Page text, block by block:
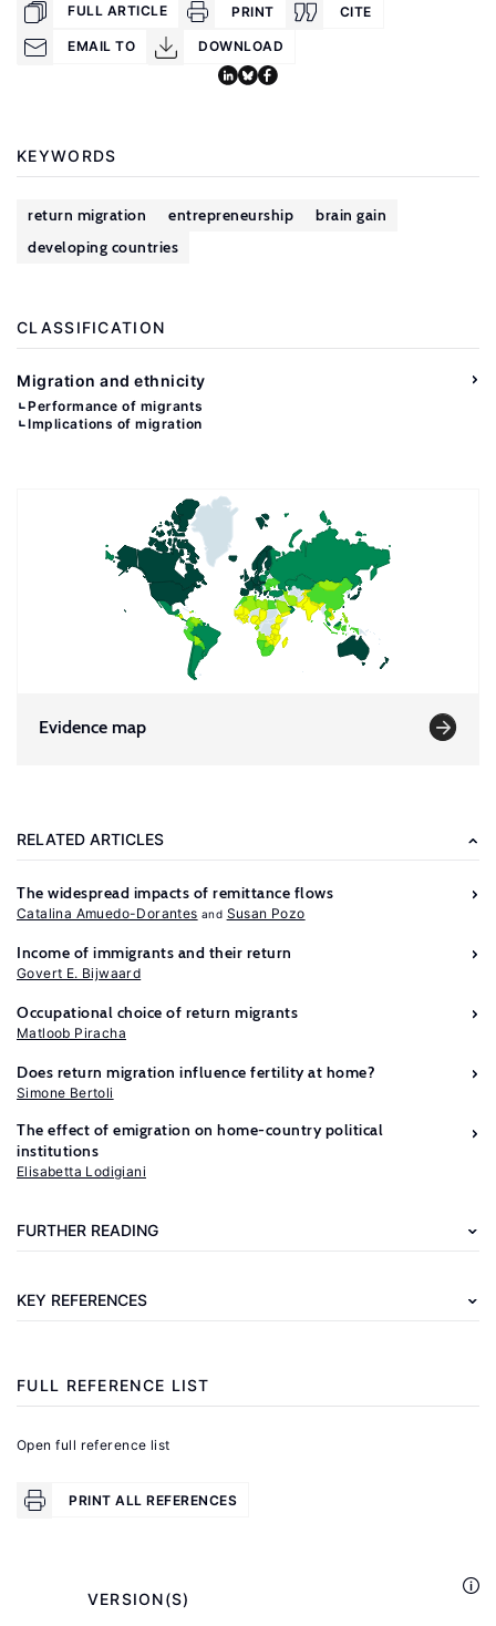
FULL ARTICLE PRINT CITE
EMAIL TO DOWNLOAD
KEYWORDS
return migration entrepreneurship
brain gain
developing countries
CLASSIFICATION
Migration and ethnicity
Performance of migrants
Implications of migration
Evidence map
RELATED ARTICLES
The widespread impacts of remittance flows
Catalina Amuedo-Dorantes Susan Pozo
Income of immigrants and their return
Govert E. Bijwaard
Occupational choice of return migrants
Matloob Piracha
Does return migration influence fertility at home?
Simone Bertoli
The effect of emigration on home-country political
institutions
Elisabetta Lodigiani
FURTHER READING
KEY REFERENCES
Further
reading
OECD
Migration
Paris:
OECD,
2008.
J.
FULL REFERENCE LIST
Open full reference list
PRINT ALL REFERENCES